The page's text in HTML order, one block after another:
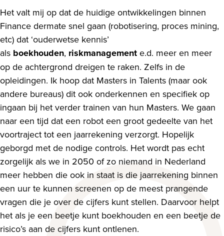
Het valt mij op dat de huidige ontwikkelingen binnen
Finance dermate snel gaan (robotisering, proces mining,
etc) dat ‘ouderwetse kennis’
als boekhouden, riskmanagement e.d. meer en meer
op de achtergrond dreigen te raken. Zelfs in de
opleidingen. Ik hoop dat Masters in Talents (maar ook
andere bureaus) dit ook onderkennen en specifiek op
ingaan bij het verder trainen van hun Masters. We gaan
naar een tijd dat een robot een groot gedeelte van het
voortraject tot een jaarrekening verzorgt. Hopelijk
geborgd met de nodige controls. Het wordt pas echt
zorgelijk als we in 2050 of zo niemand in Nederland
meer hebben die ook in staat is die jaarrekening binnen
een uur te kunnen screenen op de meest prangende
vragen die je over de cijfers kunt stellen. Daarvoor helpt
het als je een beetje kunt boekhouden en een beetje de
risico’s aan de cijfers kunt ontlenen.